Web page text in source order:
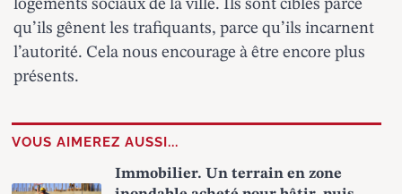
logements sociaux de la ville. Ils sont ciblés parce
qu’ils gênent les trafiquants, parce qu’ils incarnent
l’autorité. Cela nous encourage à être encore plus
présents.
VOUS AIMEREZ AUSSI...
Immobilier. Un terrain en zone